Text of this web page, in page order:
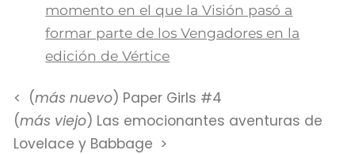
momento en el que la Visión pasó a
formar parte de los Vengadores en la
edición de Vértice
(más nuevo) Paper Girls #4
(más viejo) Las emocionantes aventuras de
Lovelace y Babbage